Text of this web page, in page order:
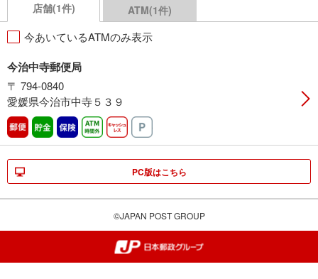
店舗(1件) ATM(1件)
今あいているATMのみ表示
今治中寺郵便局
〒 794-0840
愛媛県今治市中寺５３９
郵便 貯金 保険 ATM時間外キャッシュレス
PC版はこちら
©JAPAN POST GROUP